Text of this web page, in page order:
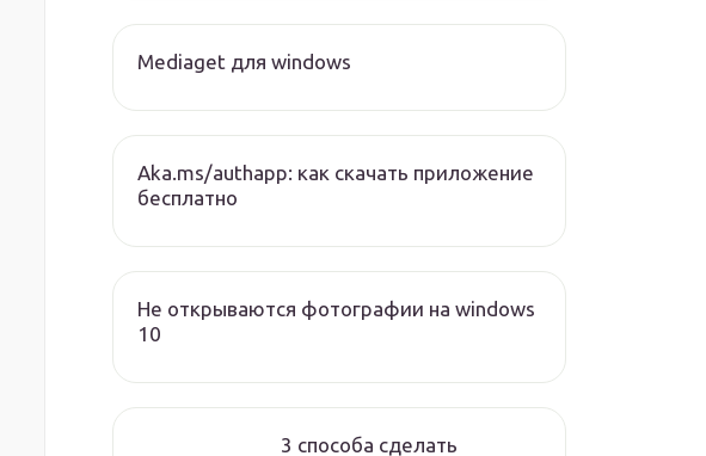
Mediaget для windows
Aka.ms/authapp: как скачать приложение
бесплатно
Не открываются фотографии на windows
10
3 способа сделать